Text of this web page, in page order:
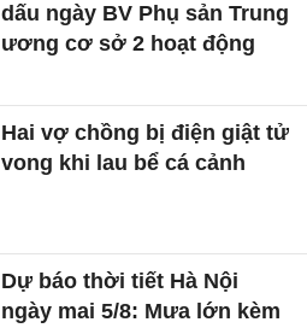
dấu ngày BV Phụ sản Trung
ương cơ sở 2 hoạt động
Hai vợ chồng bị điện giật tử
vong khi lau bể cá cảnh
Dự báo thời tiết Hà Nội
ngày mai 5/8: Mưa lớn kèm